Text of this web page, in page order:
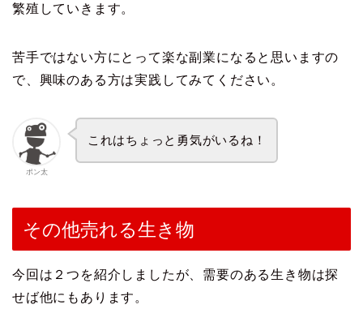
繁殖していきます。
苦手ではない方にとって楽な副業になると思いますの
で、興味のある方は実践してみてください。
ポン太
これはちょっと勇気がいるね！
その他売れる生き物
今回は２つを紹介しましたが、需要のある生き物は探
せば他にもあります。